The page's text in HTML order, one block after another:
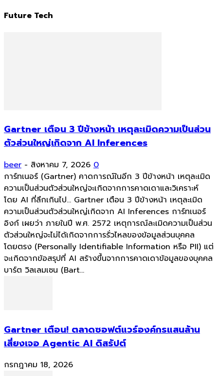
Future Tech
Gartner เตือน 3 ปีข้างหน้า เหตุละเมิดความเป็นส่วน
ตัวส่วนใหญ่เกิดจาก AI Inferences
beer - สิงหาคม 7, 2026 0
การ์ทเนอร์ (Gartner) คาดการณ์ในอีก 3 ปีข้างหน้า เหตุละเมิด
ความเป็นส่วนตัวส่วนใหญ่จะเกิดจากการคาดเดาและวิเคราะห์
โดย AI ที่ลึกเกินไป... Gartner เตือน 3 ปีข้างหน้า เหตุละเมิด
ความเป็นส่วนตัวส่วนใหญ่เกิดจาก AI Inferences การ์ทเนอร์
อิงก์ เผยว่า ภายในปี พ.ศ. 2572 เหตุการณ์ละเมิดความเป็นส่วน
ตัวส่วนใหญ่จะไม่ได้เกิดจากการรั่วไหลของข้อมูลส่วนบุคคล
โดยตรง (Personally Identifiable Information หรือ PII) แต่
จะเกิดจากข้อสรุปที่ AI สร้างขึ้นจากการคาดเดาข้อมูลของบุคคล
บาร์ต วิลเลมเซน (Bart...
Gartner เตือน! ตลาดซอฟต์แวร์องค์กรแสนล้าน
เสี่ยงเจอ Agentic AI ดิสรัปต์
กรกฎาคม 18, 2026